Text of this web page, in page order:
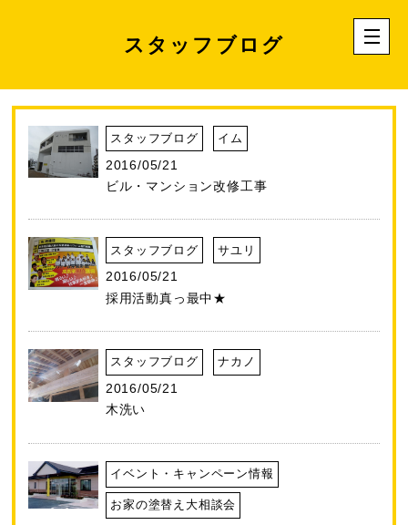
スタッフブログ
スタッフブログ イム
2016/05/21
ビル・マンション改修工事
スタッフブログ サユリ
2016/05/21
採用活動真っ最中★
スタッフブログ ナカノ
2016/05/21
木洗い
イベント・キャンペーン情報
お家の塗替え大相談会